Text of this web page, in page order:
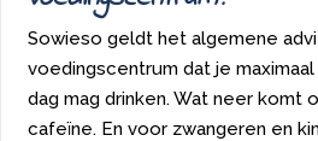
Sowieso geldt het algemene
voedingscentrum dat je
dag mag drinken. Wat neer komt
cafeïne. En voor zwangeren en